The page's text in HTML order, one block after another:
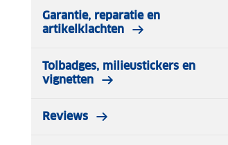
Garantie, reparatie en
artikelklachten
Tolbadges, milieustickers en
vignetten
Reviews